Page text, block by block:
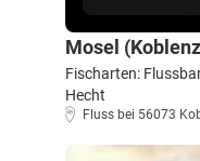
Mosel
Fischarten:
Hecht
Fluss bei 56073